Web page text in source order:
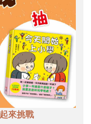
來挑戰